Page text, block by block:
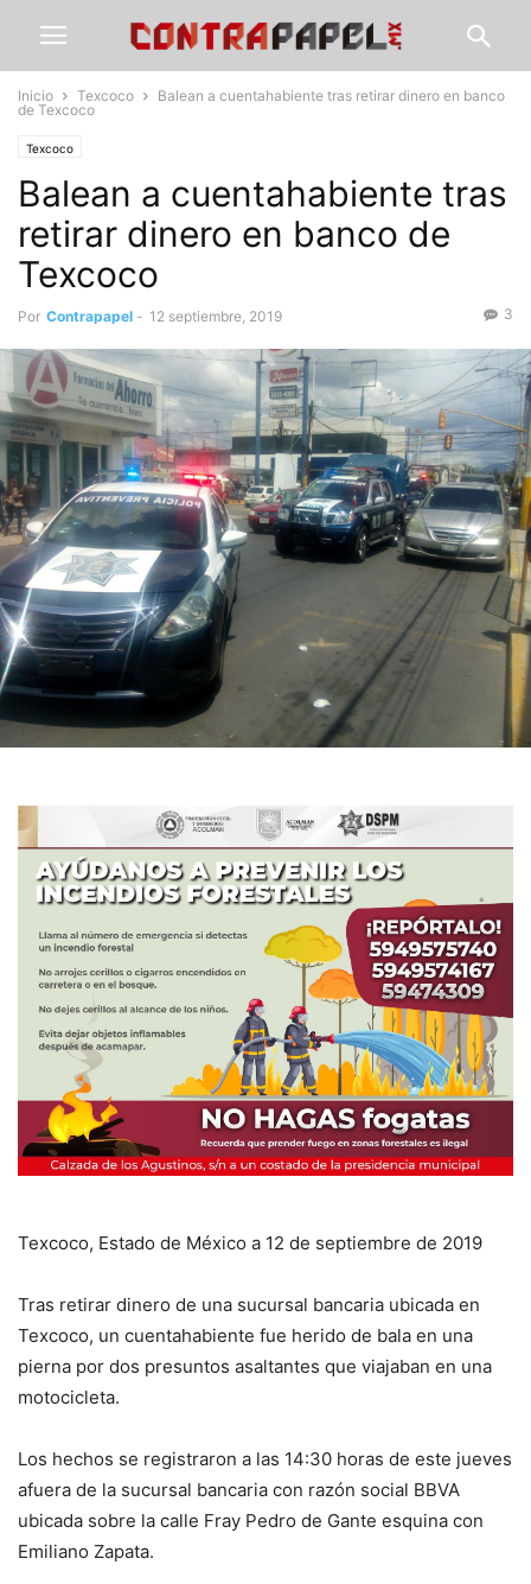
Inicio Texcoco
Balean a cuentahabiente tras retirar dinero en banco
de Texcoco
Texcoco
Balean a cuentahabiente tras
retirar dinero en banco de
Texcoco
Por Contrapapel - 12 septiembre, 2019 3
Texcoco, Estado de México a 12 de septiembre de 2019
Tras retirar dinero de una sucursal bancaria ubicada en
Texcoco, un cuentahabiente fue herido de bala en una
pierna por dos presuntos asaltantes que viajaban en una
motocicleta.
Los hechos se registraron a las 14:30 horas de este jueves
afuera de la sucursal bancaria con razón social BBVA
ubicada sobre la calle Fray Pedro de Gante esquina con
Emiliano Zapata.